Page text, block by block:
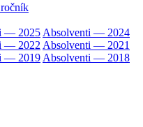
— 2025 Absolventi — 2024
— 2022 Absolventi — 2021
— 2019 Absolventi — 2018